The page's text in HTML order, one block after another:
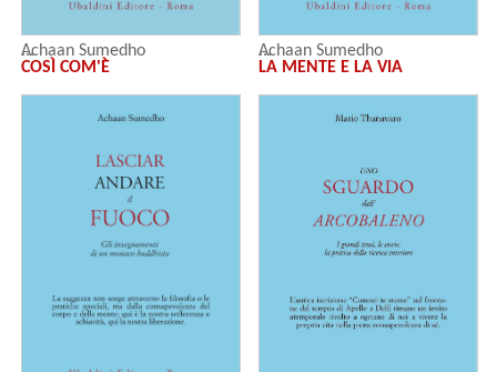
Achaan Sumedho
COSÌ COM'È
Achaan Sumedho
LA MENTE E LA VIA